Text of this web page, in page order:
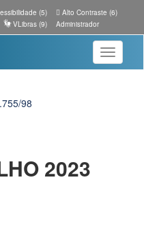
(5)
Alto Contraste (6)
VLibras (9) Administrador
Toggle
98
2023